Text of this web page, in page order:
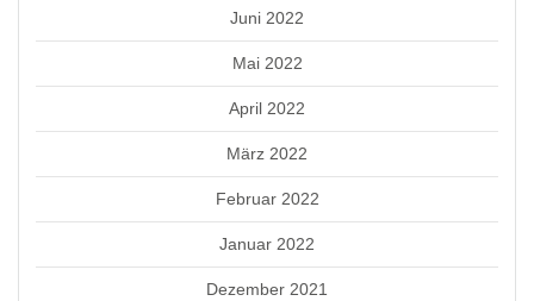
Juni 2022
Mai 2022
April 2022
März 2022
Februar 2022
Januar 2022
Dezember 2021